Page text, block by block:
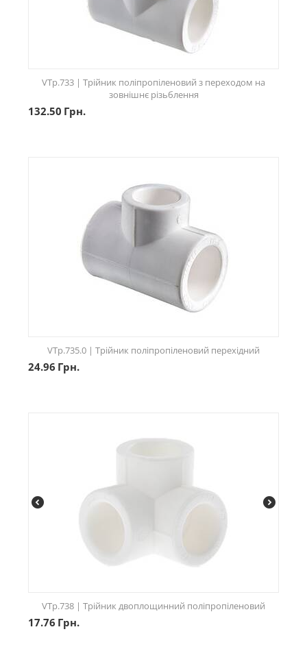
VTp.733 | Трійник поліпропіленовий з переходом на
зовнішнє різьблення
132.50 Грн.
VTp.735.0 | Трійник поліпропіленовий перехідний
24.96 Грн.
VTp.738 | Трійник двоплощинний поліпропіленовий
17.76 Грн.